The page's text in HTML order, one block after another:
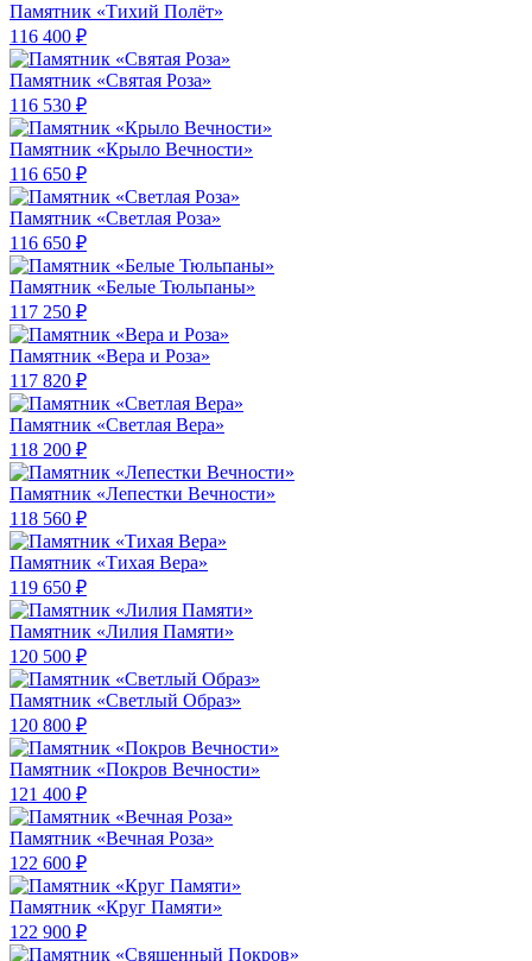
Памятник «Тихий Полёт»
116 400 ₽
Памятник «Святая Роза»
116 530 ₽
Памятник «Крыло Вечности»
116 650 ₽
Памятник «Светлая Роза»
116 650 ₽
Памятник «Белые Тюльпаны»
117 250 ₽
Памятник «Вера и Роза»
117 820 ₽
Памятник «Светлая Вера»
118 200 ₽
Памятник «Лепестки Вечности»
118 560 ₽
Памятник «Тихая Вера»
119 650 ₽
Памятник «Лилия Памяти»
120 500 ₽
Памятник «Светлый Образ»
120 800 ₽
Памятник «Покров Вечности»
121 400 ₽
Памятник «Вечная Роза»
122 600 ₽
Памятник «Круг Памяти»
122 900 ₽